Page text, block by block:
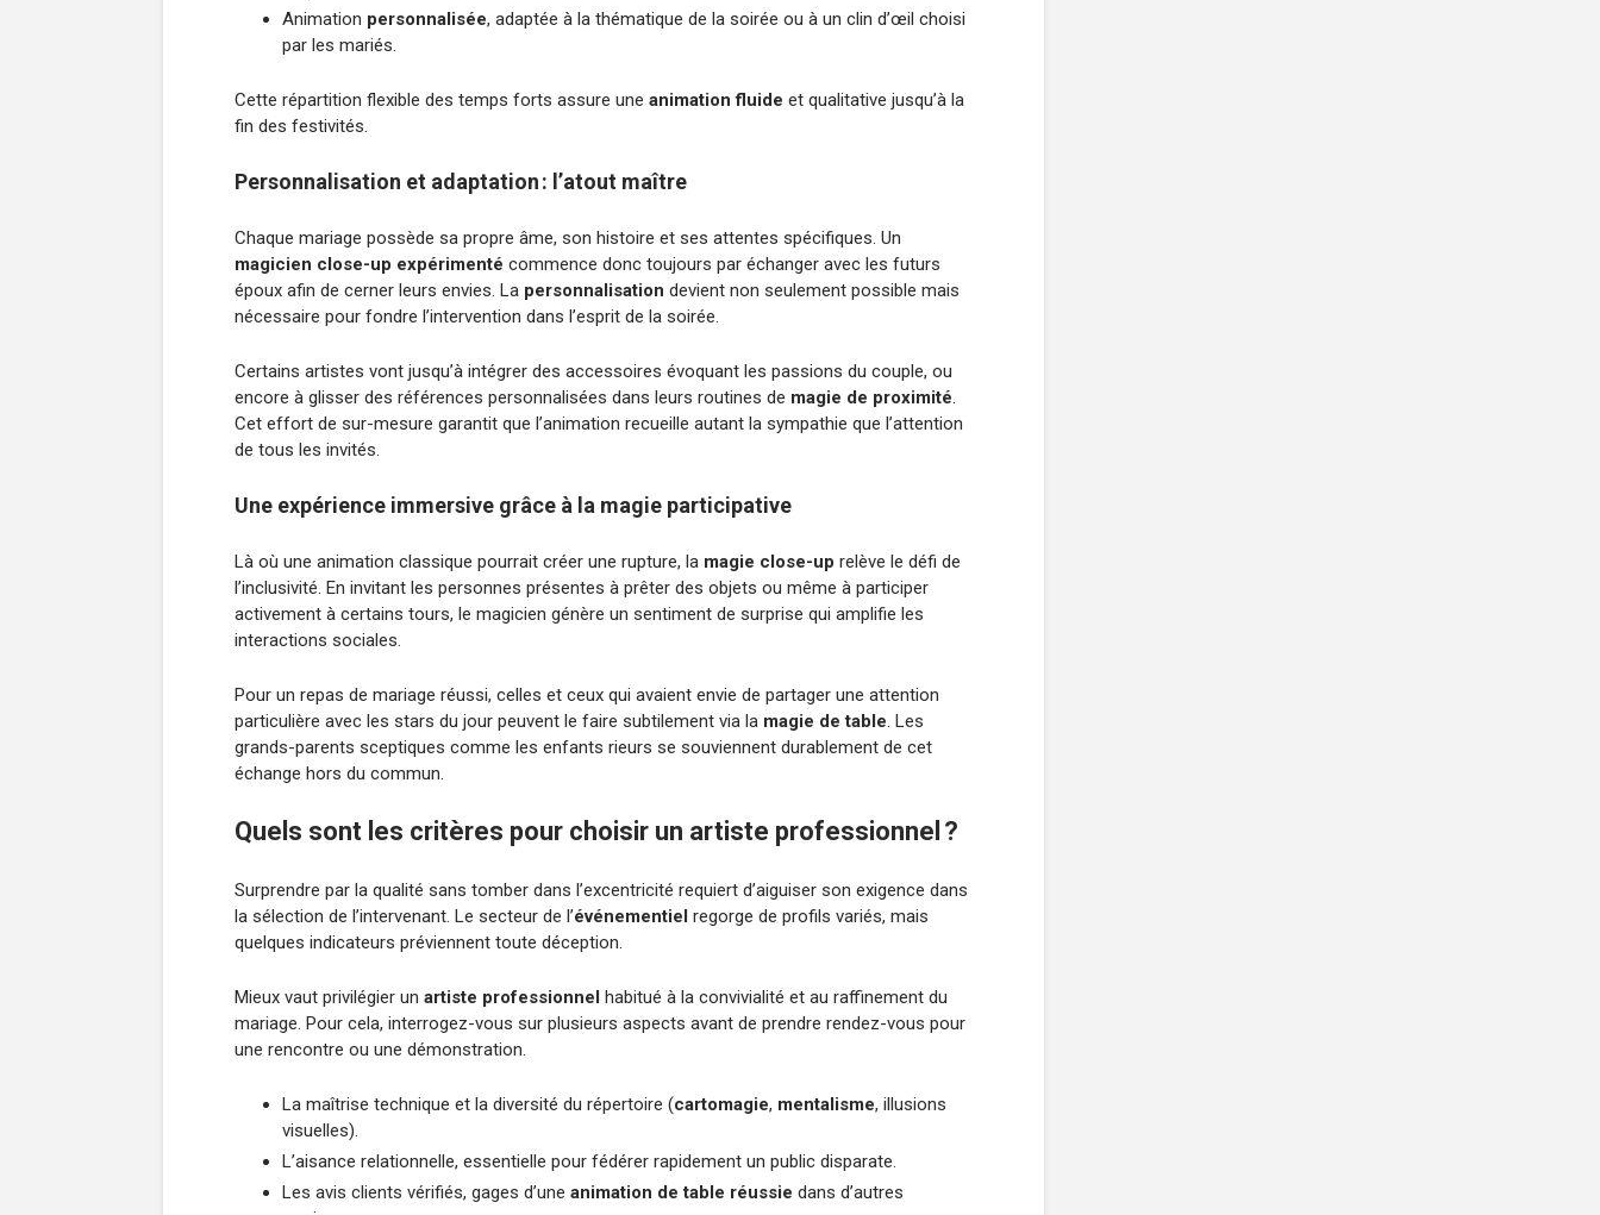
Animation personnalisée, adaptée à la thématique de la soirée ou à un clin d’œil choisi
par les mariés.
Cette répartition flexible des temps forts assure une animation fluide et qualitative jusqu’à la
fin des festivités.
Personnalisation et adaptation : l’atout maître
Chaque mariage possède sa propre âme, son histoire et ses attentes spécifiques. Un
magicien close-up expérimenté commence donc toujours par échanger avec les futurs
époux afin de cerner leurs envies. La personnalisation devient non seulement possible mais
nécessaire pour fondre l’intervention dans l’esprit de la soirée.
Certains artistes vont jusqu’à intégrer des accessoires évoquant les passions du couple, ou
encore à glisser des références personnalisées dans leurs routines de magie de proximité.
Cet effort de sur-mesure garantit que l’animation recueille autant la sympathie que l’attention
de tous les invités.
Une expérience immersive grâce à la magie participative
Là où une animation classique pourrait créer une rupture, la magie close-up relève le défi de
l’inclusivité. En invitant les personnes présentes à prêter des objets ou même à participer
activement à certains tours, le magicien génère un sentiment de surprise qui amplifie les
interactions sociales.
Pour un repas de mariage réussi, celles et ceux qui avaient envie de partager une attention
particulière avec les stars du jour peuvent le faire subtilement via la magie de table. Les
grands-parents sceptiques comme les enfants rieurs se souviennent durablement de cet
échange hors du commun.
Quels sont les critères pour choisir un artiste professionnel ?
Surprendre par la qualité sans tomber dans l’excentricité requiert d’aiguiser son exigence dans
la sélection de l’intervenant. Le secteur de l’événementiel regorge de profils variés, mais
quelques indicateurs préviennent toute déception.
Mieux vaut privilégier un artiste professionnel habitué à la convivialité et au raffinement du
mariage. Pour cela, interrogez-vous sur plusieurs aspects avant de prendre rendez-vous pour
une rencontre ou une démonstration.
La maîtrise technique et la diversité du répertoire (cartomagie, mentalisme, illusions
visuelles).
L’aisance relationnelle, essentielle pour fédérer rapidement un public disparate.
Les avis clients vérifiés, gages d’une animation de table réussie dans d’autres